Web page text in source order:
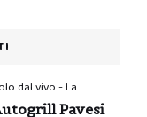
dal vivo - La
Pavesi